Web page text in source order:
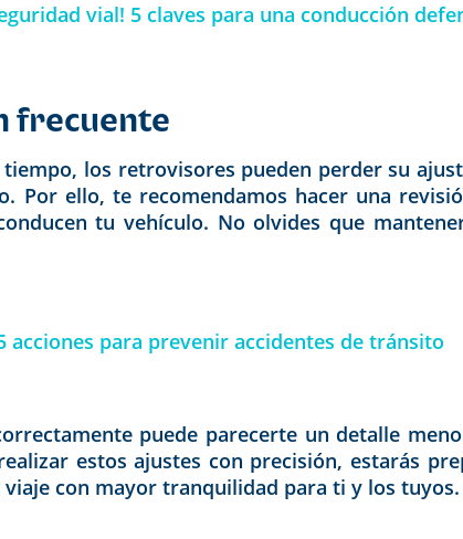
vial! 5 claves para una conducción
frecuente
tiempo, los retrovisores pueden perder su
Por ello, te recomendamos hacer una
tu vehículo. No olvides que
acciones para prevenir accidentes de tránsito
puede parecerte un detalle
estos ajustes con precisión, estarás
con mayor tranquilidad para ti y los tuyos.